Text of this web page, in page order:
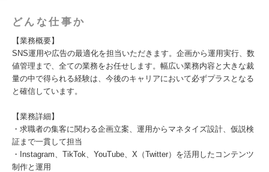
どんな仕事か
【業務概要】
SNS運用や広告の最適化を担当いただきます。企画から運用実行、数
値管理まで、全ての業務をお任せします。幅広い業務内容と大きな裁
量の中で得られる経験は、今後のキャリアにおいて必ずプラスとなる
と確信しています。
【業務詳細】
・求職者の集客に関わる企画立案、運用からマネタイズ設計、仮説検
証まで一貫して担当
・Instagram、TikTok、YouTube、X（Twitter）を活用したコンテンツ
制作と運用